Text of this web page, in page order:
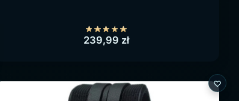
239,99 zł